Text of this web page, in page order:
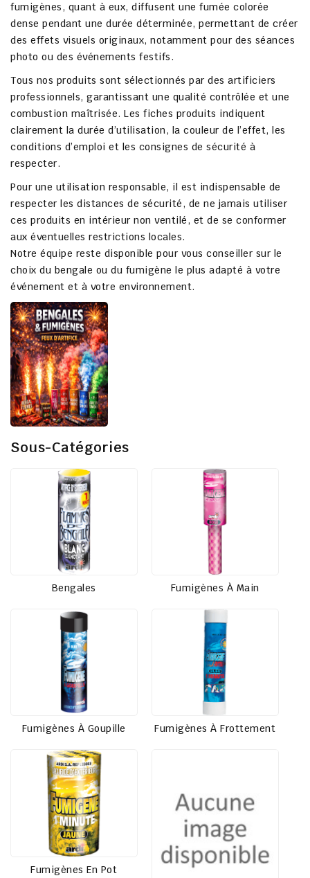
fumigènes, quant à eux, diffusent une fumée colorée
dense pendant une durée déterminée, permettant de créer
des effets visuels originaux, notamment pour des séances
photo ou des événements festifs.
Tous nos produits sont sélectionnés par des artificiers
professionnels, garantissant une qualité contrôlée et une
combustion maîtrisée. Les fiches produits indiquent
clairement la durée d’utilisation, la couleur de l’effet, les
conditions d’emploi et les consignes de sécurité à
respecter.
Pour une utilisation responsable, il est indispensable de
respecter les distances de sécurité, de ne jamais utiliser
ces produits en intérieur non ventilé, et de se conformer
aux éventuelles restrictions locales.
Notre équipe reste disponible pour vous conseiller sur le
choix du bengale ou du fumigène le plus adapté à votre
événement et à votre environnement.
Sous-Catégories
Bengales Fumigènes À Main
Fumigènes À Goupille Fumigènes À Frottement
Fumigènes En Pot